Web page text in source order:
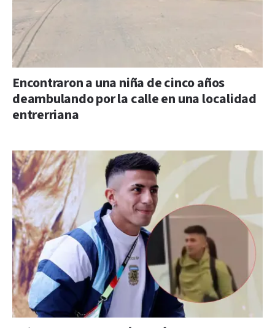
Encontraron a una niña de cinco años
deambulando por la calle en una localidad
entrerriana